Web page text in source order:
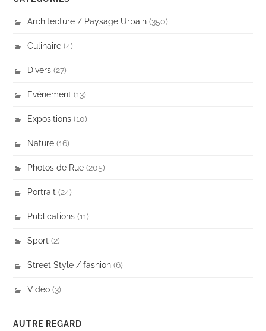
Architecture / Paysage Urbain (350)
Culinaire (4)
Divers (27)
Evènement (13)
Expositions (10)
Nature (16)
Photos de Rue (205)
Portrait (24)
Publications (11)
Sport (2)
Street Style / fashion (6)
Vidéo (3)
AUTRE REGARD